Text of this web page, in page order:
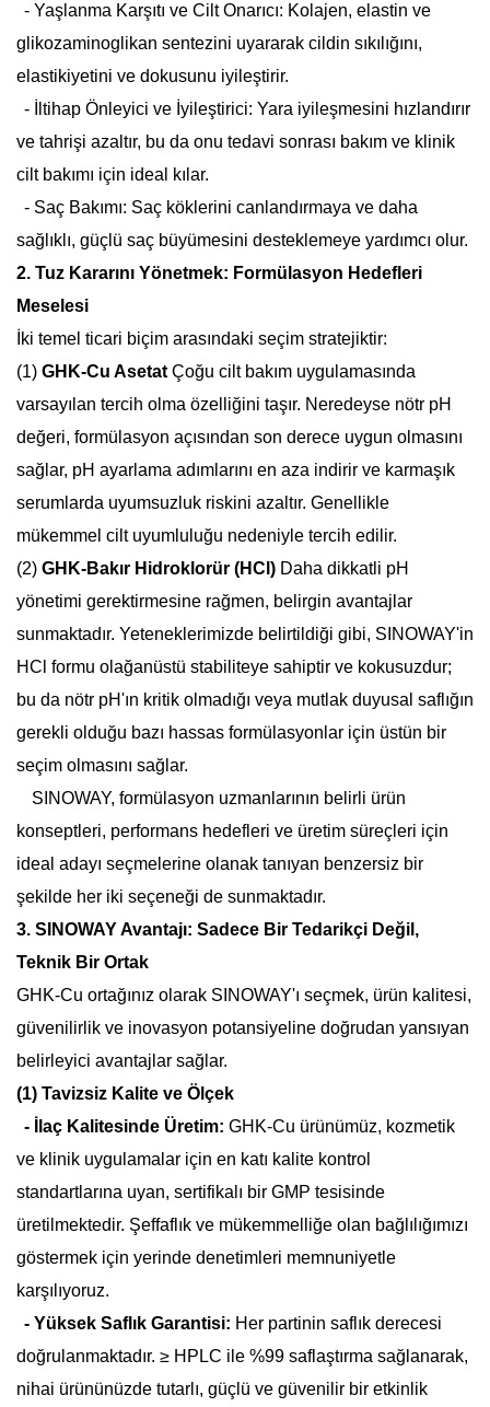
- Yaşlanma Karşıtı ve Cilt Onarıcı: Kolajen, elastin ve
glikozaminoglikan sentezini uyararak cildin sıkılığını,
elastikiyetini ve dokusunu iyileştirir.
- İltihap Önleyici ve İyileştirici: Yara iyileşmesini hızlandırır
ve tahrişi azaltır, bu da onu tedavi sonrası bakım ve klinik
cilt bakımı için ideal kılar.
- Saç Bakımı: Saç köklerini canlandırmaya ve daha
sağlıklı, güçlü saç büyümesini desteklemeye yardımcı olur.
2. Tuz Kararını Yönetmek: Formülasyon Hedefleri
Meselesi
İki temel ticari biçim arasındaki seçim stratejiktir:
(1) GHK-Cu Asetat Çoğu cilt bakım uygulamasında
varsayılan tercih olma özelliğini taşır. Neredeyse nötr pH
değeri, formülasyon açısından son derece uygun olmasını
sağlar, pH ayarlama adımlarını en aza indirir ve karmaşık
serumlarda uyumsuzluk riskini azaltır. Genellikle
mükemmel cilt uyumluluğu nedeniyle tercih edilir.
(2) GHK-Bakır Hidroklorür (HCl) Daha dikkatli pH
yönetimi gerektirmesine rağmen, belirgin avantajlar
sunmaktadır. Yeteneklerimizde belirtildiği gibi, SINOWAY'in
HCl formu olağanüstü stabiliteye sahiptir ve kokusuzdur;
bu da nötr pH'ın kritik olmadığı veya mutlak duyusal saflığın
gerekli olduğu bazı hassas formülasyonlar için üstün bir
seçim olmasını sağlar.
SINOWAY, formülasyon uzmanlarının belirli ürün
konseptleri, performans hedefleri ve üretim süreçleri için
ideal adayı seçmelerine olanak tanıyan benzersiz bir
şekilde her iki seçeneği de sunmaktadır.
3. SINOWAY Avantajı: Sadece Bir Tedarikçi Değil,
Teknik Bir Ortak
GHK-Cu ortağınız olarak SINOWAY'ı seçmek, ürün kalitesi,
güvenilirlik ve inovasyon potansiyeline doğrudan yansıyan
belirleyici avantajlar sağlar.
(1) Tavizsiz Kalite ve Ölçek
- İlaç Kalitesinde Üretim: GHK-Cu ürünümüz, kozmetik
ve klinik uygulamalar için en katı kalite kontrol
standartlarına uyan, sertifikalı bir GMP tesisinde
üretilmektedir. Şeffaflık ve mükemmelliğe olan bağlılığımızı
göstermek için yerinde denetimleri memnuniyetle
karşılıyoruz.
- Yüksek Saflık Garantisi: Her partinin saflık derecesi
doğrulanmaktadır. ≥ HPLC ile %99 saflaştırma sağlanarak,
nihai ürününüzde tutarlı, güçlü ve güvenilir bir etkinlik